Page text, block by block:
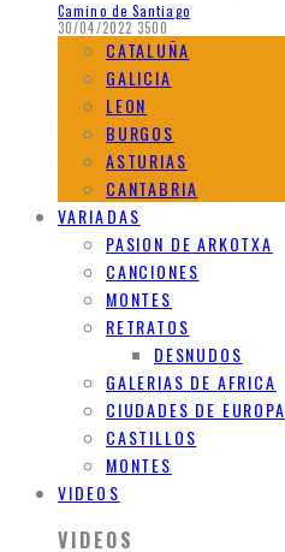
Camino de Santiago
30/04/2022 3500
CATALUÑA
GALICIA
LEON
BURGOS
ASTURIAS
CANTABRIA
VARIADAS
PASION DE ARKOTXA
CANCIONES
MONTES
RETRATOS
DESNUDOS
GALERIAS DE AFRICA
CIUDADES DE EUROPA
CASTILLOS
MONTES
VIDEOS
VIDEOS